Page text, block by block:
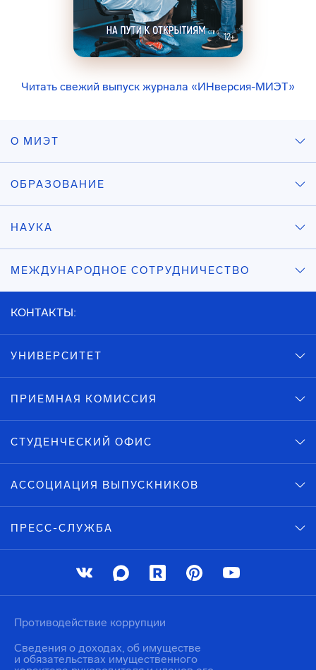
Читать свежий выпуск журнала «ИНверсия-МИЭТ»
О МИЭТ
ОБРАЗОВАНИЕ
НАУКА
МЕЖДУНАРОДНОЕ СОТРУДНИЧЕСТВО
КОНТАКТЫ:
УНИВЕРСИТЕТ
ПРИЕМНАЯ КОМИССИЯ
СТУДЕНЧЕСКИЙ ОФИС
АССОЦИАЦИЯ ВЫПУСКНИКОВ
ПРЕСС-СЛУЖБА
Противодействие коррупции
Сведения о доходах, об имуществе
и обязательствах имущественного